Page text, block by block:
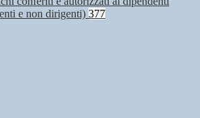
e non dirigenti) 377